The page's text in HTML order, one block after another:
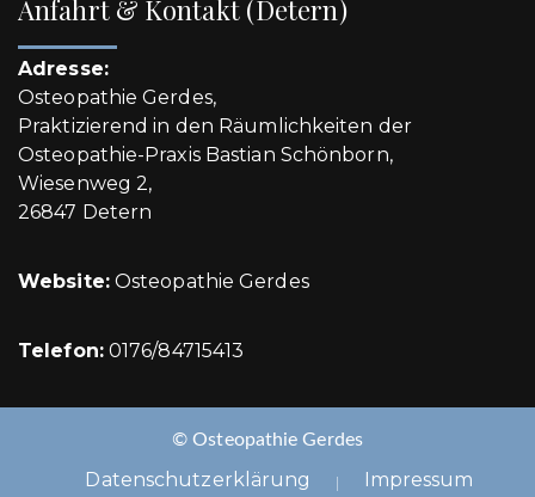
Anfahrt & Kontakt (Detern)
Adresse:
Osteopathie Gerdes,
Praktizierend in den Räumlichkeiten der
Osteopathie-Praxis Bastian Schönborn,
Wiesenweg 2,
26847 Detern
Website: Osteopathie Gerdes
Telefon:0176/84715413
© Osteopathie Gerdes
Datenschutzerklärung Impressum